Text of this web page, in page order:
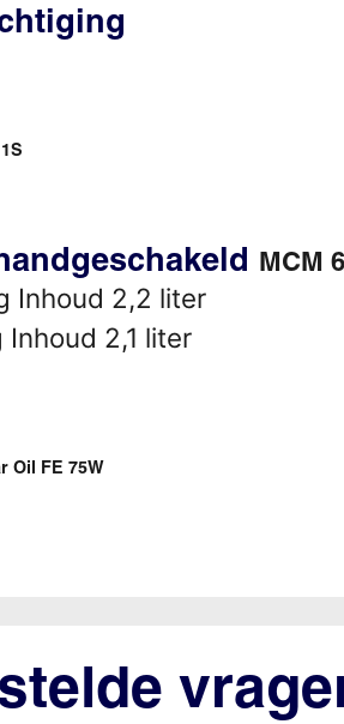
MCM
Inhoud 2,2 liter
2,1 liter
Oil FE 75W